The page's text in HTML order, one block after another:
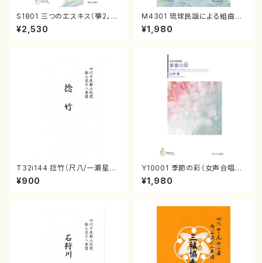
S1801 三つのエスキス（箏2，1
7/清水 脩/楽譜）
¥2,530
M4301 琉球民謡による組曲
（箏/牧野由多可作曲/宮城喜代
子・宮城数江著/箏曲楽譜）
¥1,980
T32i144 捻竹（尺八/一瀬星山/
尺八/都山式譜）都山流公刊楽譜
曲番:593
¥900
Y10001 季節の彩（女声合唱、
ピアノ/山岸徹/楽譜）
¥1,980